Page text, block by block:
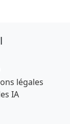
légales
IA